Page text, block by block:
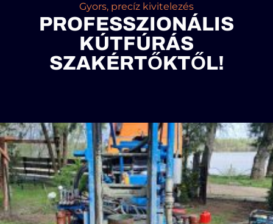
Gyors, precíz kivitelezés
PROFESSZIONÁLIS
KÚTFÚRÁS
SZAKÉRTŐKTŐL!